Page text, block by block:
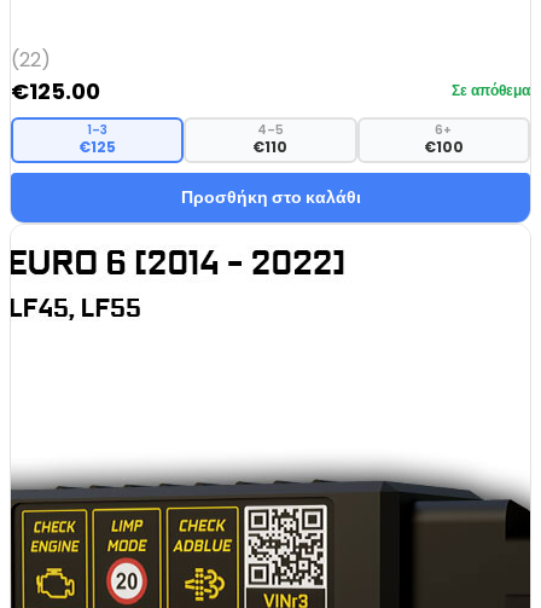
(22)
€125.00 Σε απόθεμα
1–3
€125
4–5
€110
6+
€100
Προσθήκη στο καλάθι